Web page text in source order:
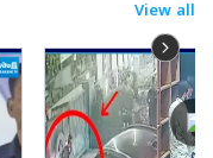
View all